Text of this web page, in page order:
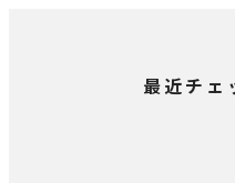
最近チェ